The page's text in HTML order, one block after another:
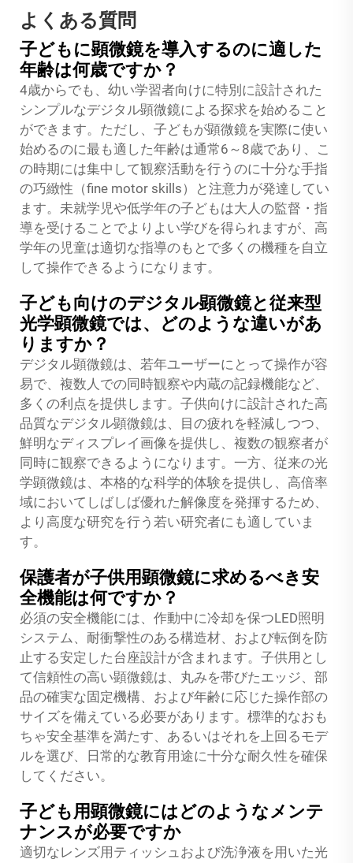
よくある質問
子どもに顕微鏡を導入するのに適した
年齢は何歳ですか？
4歳からでも、幼い学習者向けに特別に設計された
シンプルなデジタル顕微鏡による探求を始めること
ができます。ただし、子どもが顕微鏡を実際に使い
始めるのに最も適した年齢は通常6～8歳であり、こ
の時期には集中して観察活動を行うのに十分な手指
の巧緻性（fine motor skills）と注意力が発達してい
ます。未就学児や低学年の子どもは大人の監督・指
導を受けることでよりよい学びを得られますが、高
学年の児童は適切な指導のもとで多くの機種を自立
して操作できるようになります。
子ども向けのデジタル顕微鏡と従来型
光学顕微鏡では、どのような違いがあ
りますか？
デジタル顕微鏡は、若年ユーザーにとって操作が容
易で、複数人での同時観察や内蔵の記録機能など、
多くの利点を提供します。子供向けに設計された高
品質なデジタル顕微鏡は、目の疲れを軽減しつつ、
鮮明なディスプレイ画像を提供し、複数の観察者が
同時に観察できるようになります。一方、従来の光
学顕微鏡は、本格的な科学的体験を提供し、高倍率
域においてしばしば優れた解像度を発揮するため、
より高度な研究を行う若い研究者にも適していま
す。
保護者が子供用顕微鏡に求めるべき安
全機能は何ですか？
必須の安全機能には、作動中に冷却を保つLED照明
システム、耐衝撃性のある構造材、および転倒を防
止する安定した台座設計が含まれます。子供用とし
て信頼性の高い顕微鏡は、丸みを帯びたエッジ、部
品の確実な固定機構、および年齢に応じた操作部の
サイズを備えている必要があります。標準的なおも
ちゃ安全基準を満たす、あるいはそれを上回るモデ
ルを選び、日常的な教育用途に十分な耐久性を確保
してください。
子ども用顕微鏡にはどのようなメンテ
ナンスが必要ですか
適切なレンズ用ティッシュおよび洗浄液を用いた光